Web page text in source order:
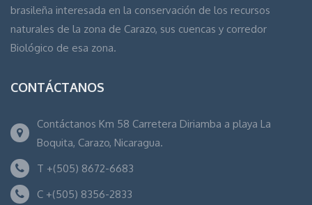
brasileña interesada en la conservación de los recursos
naturales de la zona de Carazo, sus cuencas y corredor
Biológico de esa zona.
CONTÁCTANOS
Contáctanos Km 58 Carretera Diriamba a playa La
Boquita, Carazo, Nicaragua.
T +(505) 8672-6683
C +(505) 8356-2833